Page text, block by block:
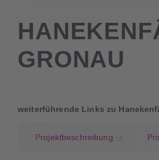
GRONAU
weiterführende Links zu
Projektbeschreibung